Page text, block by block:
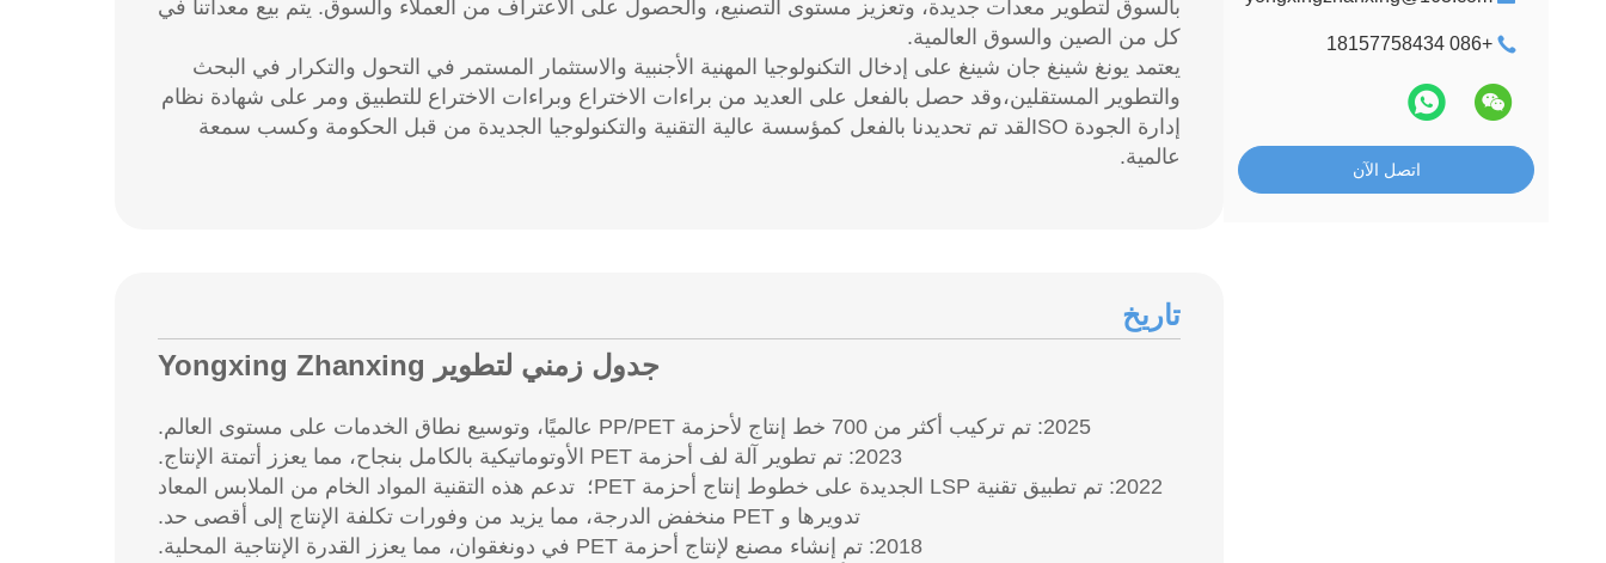
+086 18157758434
اتصل الآن
بالسوق لتطوير معدات جديدة، وتعزيز مستوى التصنيع، والحصول على الاعتراف من العملاء والسوق. يتم بيع معداتنا في
كل من الصين والسوق العالمية.
يعتمد يونغ شينغ جان شينغ على إدخال التكنولوجيا المهنية الأجنبية والاستثمار المستمر في التحول والتكرار في البحث
والتطوير المستقلين،وقد حصل بالفعل على العديد من براءات الاختراع وبراءات الاختراع للتطبيق ومر على شهادة نظام
إدارة الجودة ISOلقد تم تحديدنا بالفعل كمؤسسة عالية التقنية والتكنولوجيا الجديدة من قبل الحكومة وكسب سمعة
عالمية.
تاريخ
جدول زمني لتطوير Yongxing Zhanxing
2025: تم تركيب أكثر من 700 خط إنتاج لأحزمة PP/PET عالميًا، وتوسيع نطاق الخدمات على مستوى العالم.
2023: تم تطوير آلة لف أحزمة PET الأوتوماتيكية بالكامل بنجاح، مما يعزز أتمتة الإنتاج.
2022: تم تطبيق تقنية LSP الجديدة على خطوط إنتاج أحزمة PET؛ تدعم هذه التقنية المواد الخام من الملابس المعاد
تدويرها و PET منخفض الدرجة، مما يزيد من وفورات تكلفة الإنتاج إلى أقصى حد.
2018: تم إنشاء مصنع لإنتاج أحزمة PET في دونغقوان، مما يعزز القدرة الإنتاجية المحلية.